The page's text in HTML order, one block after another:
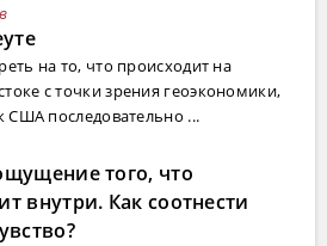
на то, что происходит на
с точки зрения геоэкономики,
США последовательно ...
того, что
внутри. Как соотнести